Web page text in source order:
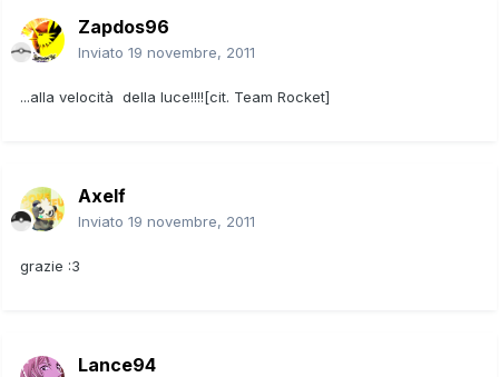
Zapdos96
Inviato 19 novembre, 2011
...alla velocità della luce!!!![cit. Team Rocket]
Axelf
Inviato 19 novembre, 2011
grazie :3
Lance94